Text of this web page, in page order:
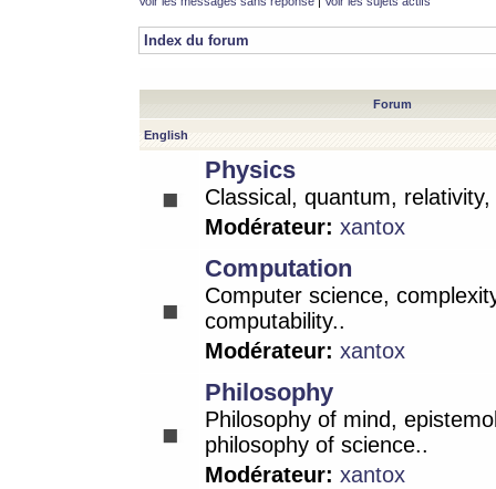
Index du forum
Forum
English
Physics
Classical, quantum,
Modérateur: xantox
Computation
Computer science,
computability..
Modérateur: xantox
Philosophy
Philosophy of mind,
philosophy of science..
Modérateur: xantox